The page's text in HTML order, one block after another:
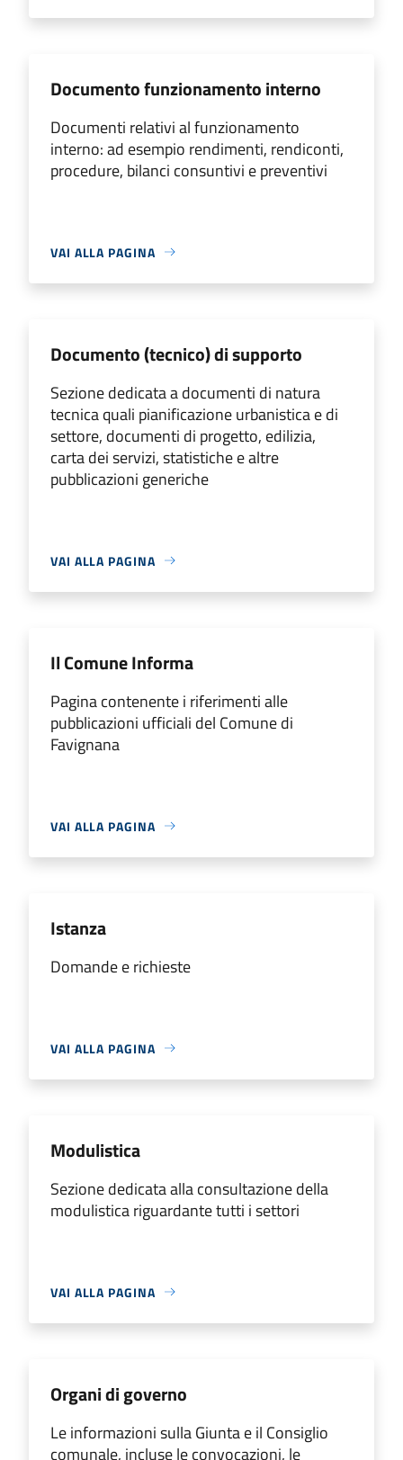
Documento funzionamento interno
Documenti relativi al funzionamento
interno: ad esempio rendimenti, rendiconti,
procedure, bilanci consuntivi e preventivi
VAI ALLA PAGINA
Documento (tecnico) di supporto
Sezione dedicata a documenti di natura
tecnica quali pianificazione urbanistica e di
settore, documenti di progetto, edilizia,
carta dei servizi, statistiche e altre
pubblicazioni generiche
VAI ALLA PAGINA
Il Comune Informa
Pagina contenente i riferimenti alle
pubblicazioni ufficiali del Comune di
Favignana
VAI ALLA PAGINA
Istanza
Domande e richieste
VAI ALLA PAGINA
Modulistica
Sezione dedicata alla consultazione della
modulistica riguardante tutti i settori
VAI ALLA PAGINA
Organi di governo
Le informazioni sulla Giunta e il Consiglio
comunale, incluse le convocazioni, le